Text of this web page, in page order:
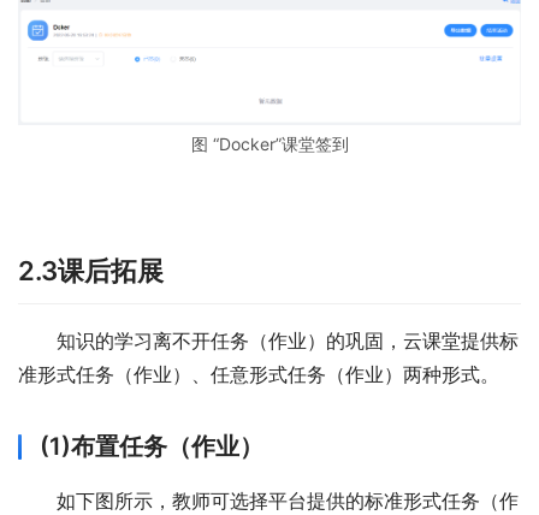
图 “Docker”课堂签到
2.3课后拓展
知识的学习离不开任务（作业）的巩固，云课堂提供标
准形式任务（作业）、任意形式任务（作业）两种形式。
(1)布置任务（作业）
如下图所示，教师可选择平台提供的标准形式任务（作